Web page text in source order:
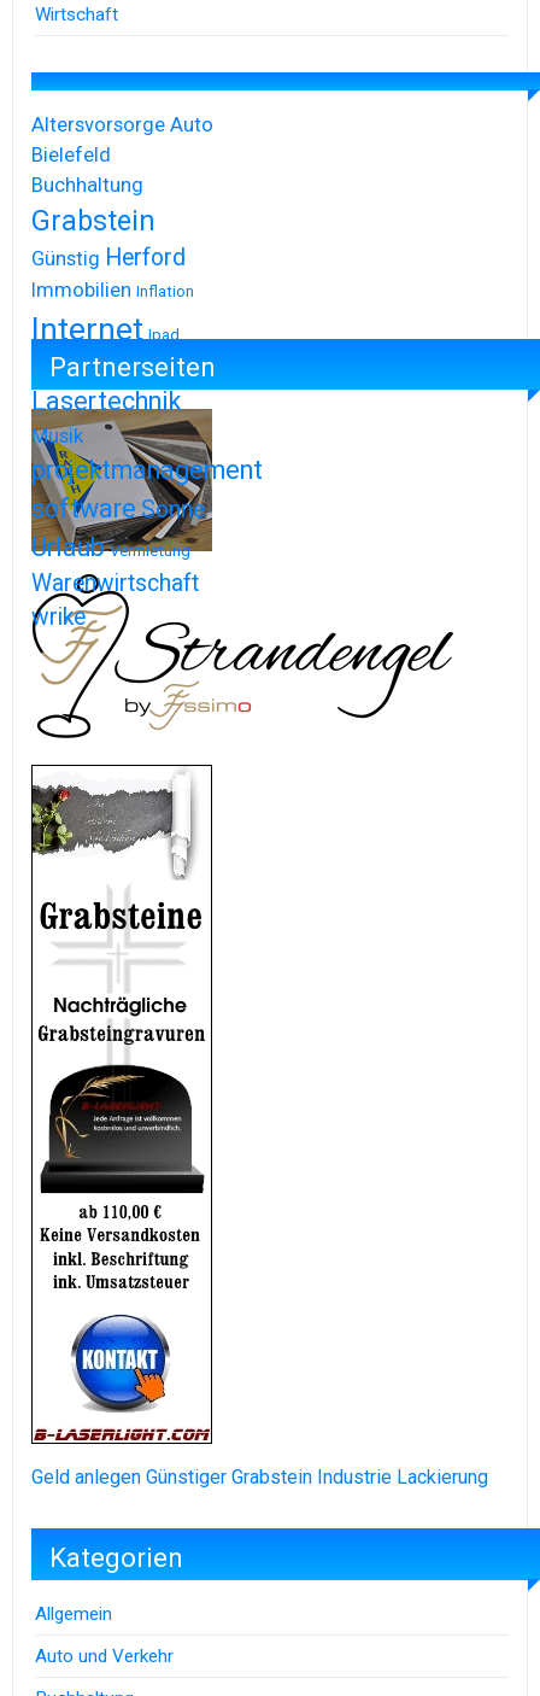
Wirtschaft
Altersvorsorge Auto
Bielefeld
Buchhaltung
Grabstein
Günstig Herford
Immobilien Inflation
Internet Ipad
Iphone
Lasertechnik
Musik
projektmanagement
softwareSonne
Urlaub Vermietung
Warenwirtschaft
wrike
Partnerseiten
Geld anlegen Günstiger Grabstein Industrie Lackierung
Kategorien
Allgemein
Auto und Verkehr